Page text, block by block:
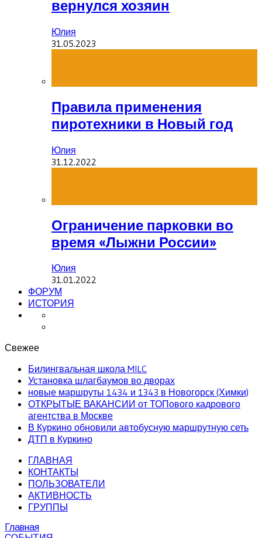
вернулся хозяин
Юлия
31.05.2023
Правила применения
пиротехники в Новый год
Юлия
31.12.2022
Ограничение парковки во
время «Лыжни России»
Юлия
31.01.2022
ФОРУМ
ИСТОРИЯ
Свежее
Билингвальная школа MILC
Установка шлагбаумов во дворах
новые маршруты 1434 и 1343 в Новогорск (Химки)
ОТКРЫТЫЕ ВАКАНСИИ от ТОПового кадрового
агентства в Москве
В Куркино обновили автобусную маршрутную сеть
ДТП в Куркино
ГЛАВНАЯ
КОНТАКТЫ
ПОЛЬЗОВАТЕЛИ
АКТИВНОСТЬ
ГРУППЫ
Главная